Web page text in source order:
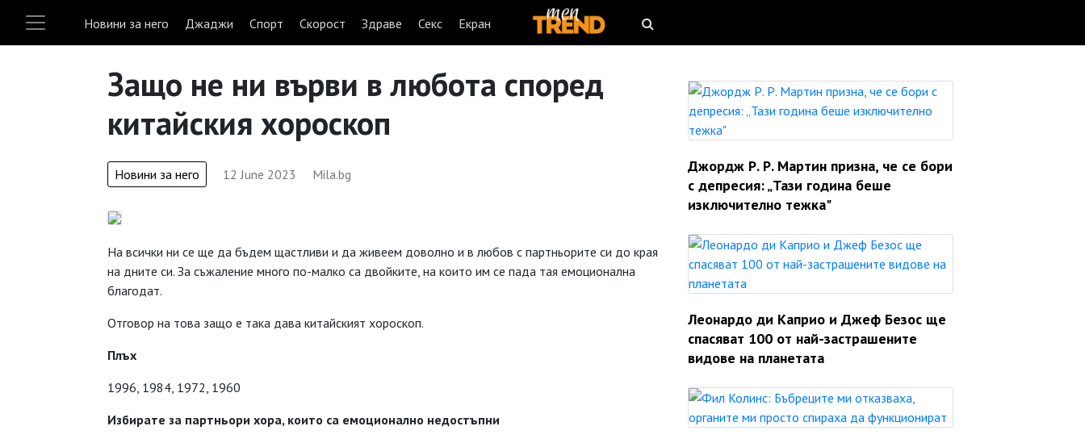
Новини за него Джаджи Спорт Скорост Здраве Секс Екран
Защо не ни върви в любота според
китайския хороскоп
Новини за него 12 June 2023 Mila.bg
На всички ни се ще да бъдем щастливи и да живеем доволно и в любов с партньорите си до края
на дните си. За съжаление много по-малко са двойките, на които им се пада тая емоционална
благодат.
Отговор на това защо е така дава китайският хороскоп.
Плъх
1996, 1984, 1972, 1960
Избирате за партньори хора, които са емоционално недостъпни
Джордж Р. Р. Мартин призна, че се бори
с депресия: „Тази година беше
изключително тежка"
Леонардо ди Каприо и Джеф Безос ще
спасяват 100 от най-застрашените
видове на планетата